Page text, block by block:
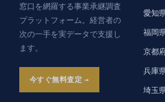
窓口を網羅する事業承継調査
プラットフォーム。経営者の
次の一手を実データで支援し
ます。
今すぐ無料査定
愛知
福岡
京都
兵庫
埼玉